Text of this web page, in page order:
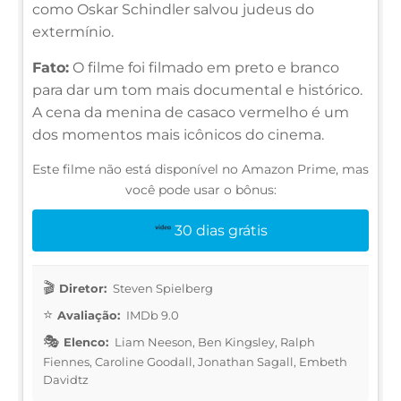
como Oskar Schindler salvou judeus do
extermínio.
Fato: O filme foi filmado em preto e branco
para dar um tom mais documental e histórico.
A cena da menina de casaco vermelho é um
dos momentos mais icônicos do cinema.
Este filme não está disponível no Amazon Prime, mas
você pode usar o bônus:
30 dias grátis
Diretor: Steven Spielberg
Avaliação: IMDb 9.0
Elenco: Liam Neeson, Ben Kingsley, Ralph
Fiennes, Caroline Goodall, Jonathan Sagall, Embeth
Davidtz